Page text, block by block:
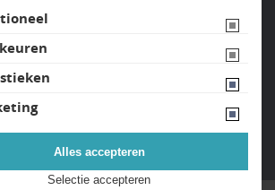
Website ontwikkeld door Lined
Selectie accepteren
Alles accepteren